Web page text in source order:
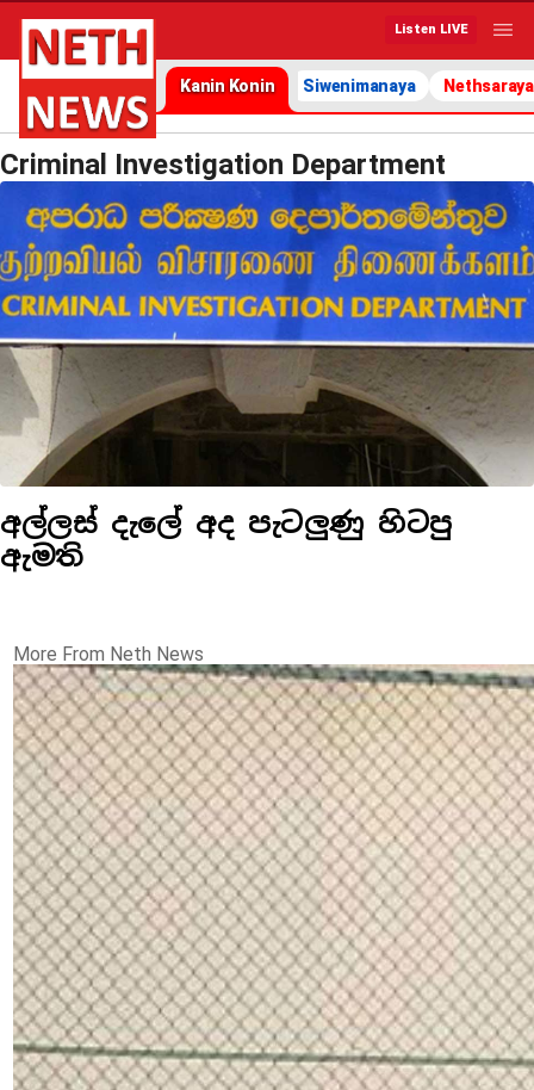
Listen LIVE
Kanin Konin Siwenimanaya Nethsaraya
Criminal Investigation Department
අල්ලස් දැලේ අද පැටලුණු හිටපු
ඇමති
More From Neth News